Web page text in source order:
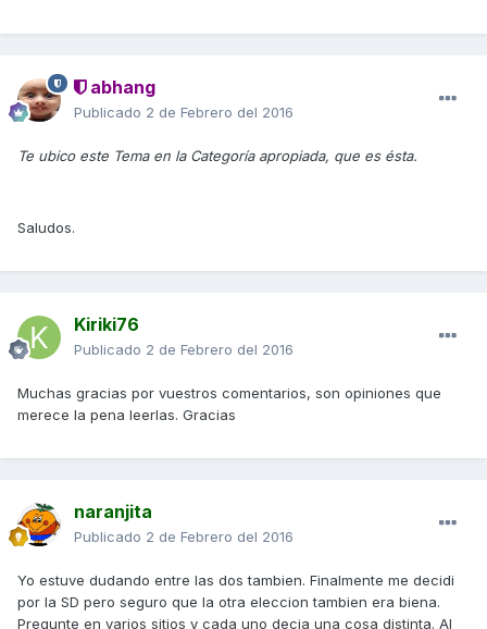
abhang
Publicado 2 de Febrero del 2016
Te ubico este Tema en la Categoría apropiada, que es ésta.
Saludos.
Kiriki76
Publicado 2 de Febrero del 2016
Muchas gracias por vuestros comentarios, son opiniones que
merece la pena leerlas. Gracias
naranjita
Publicado 2 de Febrero del 2016
Yo estuve dudando entre las dos tambien. Finalmente me decidi
por la SD pero seguro que la otra eleccion tambien era biena.
Pregunte en varios sitios y cada uno decia una cosa distinta. Al